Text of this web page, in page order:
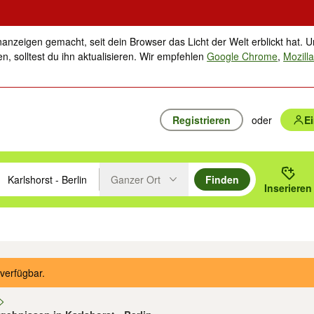
gemacht, seit dein Browser das Licht der Welt erblickt hat.
solltest du ihn aktualisieren. Wir empfehlenGoogle Chrome,
Registrieren oder
mit den Pfeiltasten nach oben/unten durchsuchen und mit
oder Ort eingeben. Eingabetaste drücken um zu suchen, oder
Ganzer Ort
Finden
Inserieren